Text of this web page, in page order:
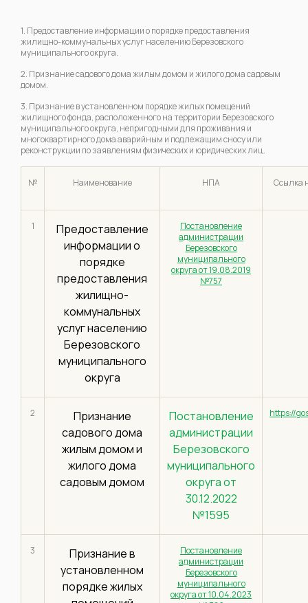
1. Предоставление информации о порядке предоставления
жилищно-коммунальных услуг населению Березовского
муниципального округа.
2. Признание садового дома жилым домом и жилого дома садовым
домом.
3. Признание в установленном порядке жилых помещений
жилищного фонда, расположенного на территории Березовского
муниципального округа, непригодными для проживания и
многоквартирного дома аварийным и подлежащим сносу или
реконструкции по заявлениям физических и юридических лиц.
№ Наименование НПА Ссылка
1
Предоставление
информации о
порядке
предоставления
жилищно-
коммунальных
услуг населению
Березовского
муниципального
округа
Постановление
администрации
Березовского
муниципального
округа от 19.08.2019
№757
2
Признание
садового дома
жилым домом и
жилого дома
садовым домом
Постановление
администрации
Березовского
муниципального
округа от
30.12.2022
№1595
https://
3
Признание в
установленном
порядке жилых
Постановление
администрации
Березовского
муниципального
округа от 10.04.2023